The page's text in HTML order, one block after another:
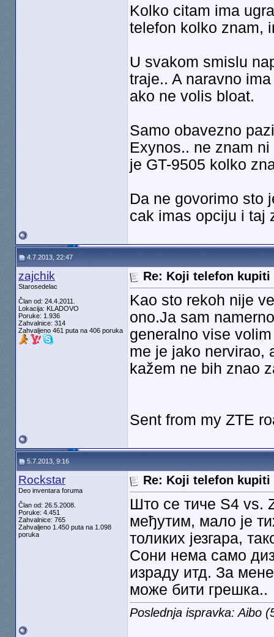
Kolko citam ima
telefon kolko znam,
U svakom smislu
traje.. A naravno
ako ne volis bloat.
Samo obavezno
Exynos.. ne znam
je GT-9505 kolko
Da ne govorimo sto
cak imas opciju i taj
4.7.2013, 22:47
zajchik
Starosedelac
Član od: 24.4.2011.
Lokacija: KLADOVO
Poruke: 1.936
Zahvalnice: 314
Zahvaljeno 461 puta na 406 poruka
Re: Koji telefon kupiti
Kao sto rekoh nije
ono.Ja sam
generalno vise
me je jako nervirao,
kažem ne bih znao
Sent from my ZTE
5.7.2013, 9:16
Rockstar
Deo inventara foruma
Član od: 26.5.2008.
Poruke: 4.451
Zahvalnice: 765
Zahvaljeno 1.450 puta na 1.098
poruka
Re: Koji telefon kupiti
Што се тиче S4 vs.
међутим, мало је
толиких језгара,
Сони нема само
израду итд. За
може бити грешка..
Poslednja ispravka: Aibo